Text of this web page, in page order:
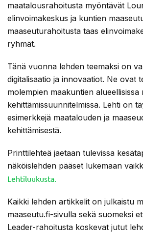
maatalousrahoitusta myöntävät
elinvoimakeskus ja kuntien
maaseuturahoitusta taas
ryhmät.
Tänä vuonna lehden teemaksi on
digitalisaatio ja innovaatiot. Ne ovat
molempien maakuntien alueellisissa
kehittämissuunnitelmissa. Lehti on
esimerkkejä maatalouden ja
kehittämisestä.
Printtilehteä jaetaan tulevissa
näköislehden pääset lukemaan
Lehtiluukusta.
Kaikki lehden artikkelit on julkaistu
maaseutu.fi-sivulla sekä suomeksi
Leader-rahoitusta koskevat jutut